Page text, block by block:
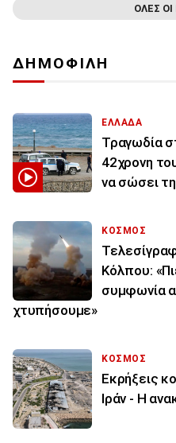
ΟΛΕΣ ΟΙ
ΔΗΜΟΦΙΛΗ
ΕΛΛΑΔΑ
Τραγωδία
42χρονη
να σώσει
ΚΟΣΜΟΣ
Κόλπου:
συμφωνία
χτυπήσουμε»
ΚΟΣΜΟΣ
Εκρήξεις
Ιράν - Η